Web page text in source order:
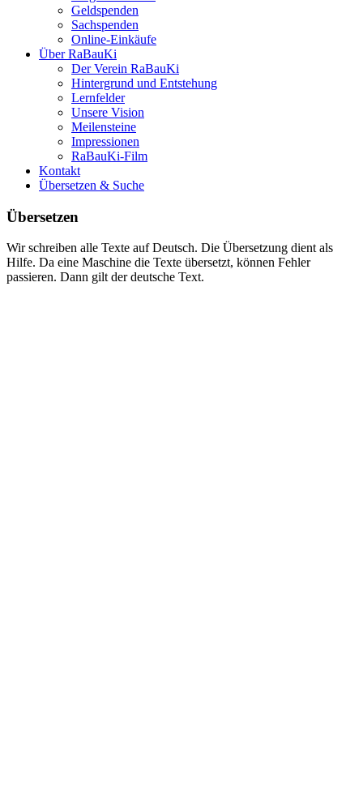
Geldspenden
Sachspenden
Online-Einkäufe
Über RaBauKi
Der Verein RaBauKi
Hintergrund und Entstehung
Lernfelder
Unsere Vision
Meilensteine
Impressionen
RaBauKi-Film
Kontakt
Übersetzen & Suche
Übersetzen
Wir schreiben alle Texte auf Deutsch. Die Übersetzung dient als
Hilfe. Da eine Maschine die Texte übersetzt, können Fehler
passieren. Dann gilt der deutsche Text.